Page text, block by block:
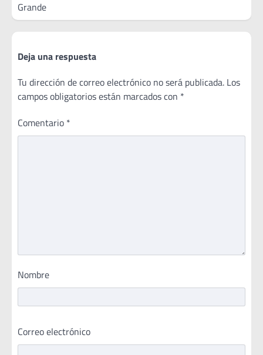
Grande
Deja una respuesta
Tu dirección de correo electrónico no será publicada. Los
campos obligatorios están marcados con *
Comentario *
Nombre
Correo electrónico